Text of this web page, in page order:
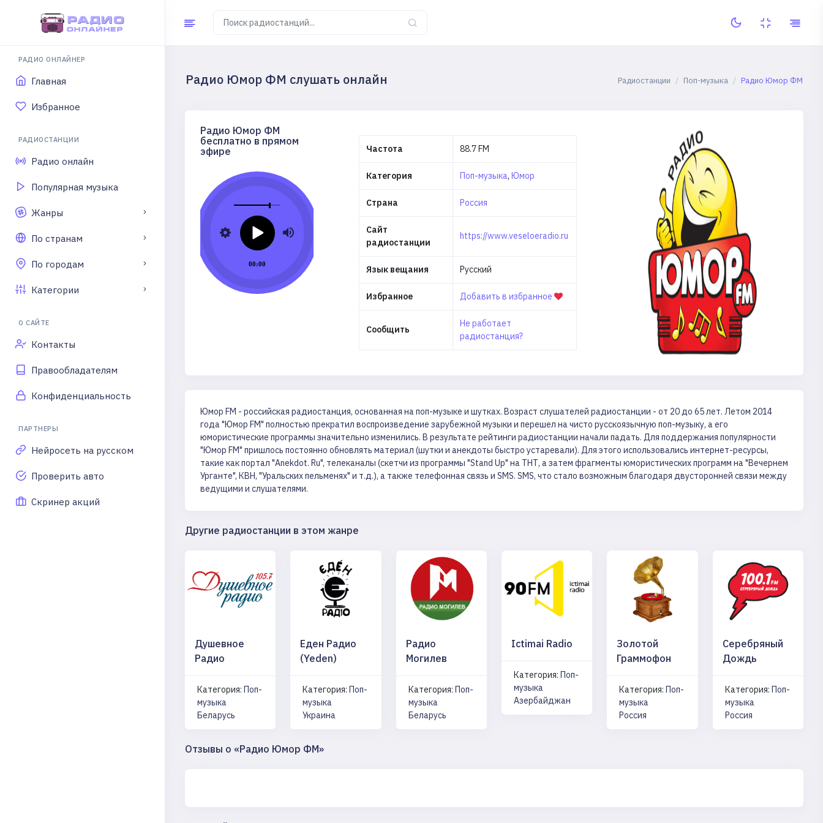
РАДИО ОНЛАЙНЕР
Главная
Избранное
РАДИОСТАНЦИИ
Радио онлайн
Популярная музыка
Жанры
По странам
По городам
Категории
О САЙТЕ
Контакты
Правообладателям
Конфиденциальность
ПАРТНЕРЫ
Нейросеть на русском
Проверить авто
Скринер акций
Радио Юмор ФМ слушать онлайн Радиостанции Поп-музыка Радио Юмор ФМ
Радио Юмор ФМ
бесплатно в прямом
эфире
00:00
Частота 88.7 FM
Категория Поп-музыка,Юмор
Страна Россия
Сайт
радиостанции
https://www.veseloeradio.ru
Язык вещания Русский
Избранное Добавить в избранное
Сообщить
Не работает
радиостанция?
Юмор FM - российская радиостанция, основанная на поп-музыке и шутках. Возраст слушателей радиостанции - от 20 до 65 лет. Летом 2014
года "Юмор FM" полностью прекратил воспроизведение зарубежной музыки и перешел на чисто русскоязычную поп-музыку, а его
юмористические программы значительно изменились. В результате рейтинги радиостанции начали падать. Для поддержания популярности
"Юмор FM" пришлось постоянно обновлять материал (шутки и анекдоты быстро устаревали). Для этого использовались интернет-ресурсы,
такие как портал "Anekdot. Ru", телеканалы (скетчи из программы "Stand Up" на ТНТ, а затем фрагменты юмористических программ на "Вечернем
Урганте", КВН, "Уральских пельменях" и т.д.), а также телефонная связь и SMS. SMS, что стало возможным благодаря двусторонней связи между
ведущими и слушателями.
Другие радиостанции в этом жанре
Душевное
Радио
Категория: Поп-
музыка
Беларусь
Еден Радио
(Yeden)
Категория:Поп-
музыка
Украина
Радио
Могилев
Категория: Поп-
музыка
Беларусь
Ictimai Radio
Категория: Поп-
музыка
Азербайджан
Золотой
Граммофон
Категория:Поп-
музыка
Россия
Серебряный
Дождь
Категория: Поп-
музыка
Россия
Отзывы о «Радио Юмор ФМ»